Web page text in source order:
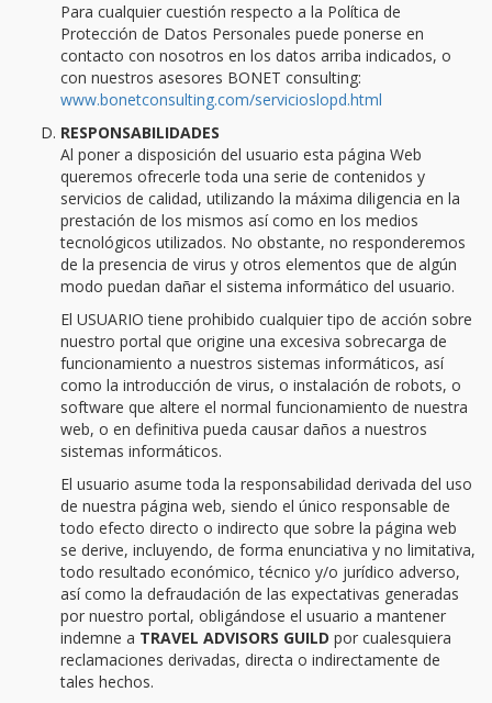
Para cualquier cuestión respecto a la Política de
Protección de Datos Personales puede ponerse en
contacto con nosotros en los datos arriba indicados, o
con nuestros asesores BONET consulting:
www.bonetconsulting.com/servicioslopd.html
RESPONSABILIDADES
Al poner a disposición del usuario esta página Web
queremos ofrecerle toda una serie de contenidos y
servicios de calidad, utilizando la máxima diligencia en la
prestación de los mismos así como en los medios
tecnológicos utilizados. No obstante, no responderemos
de la presencia de virus y otros elementos que de algún
modo puedan dañar el sistema informático del usuario.
El USUARIO tiene prohibido cualquier tipo de acción sobre
nuestro portal que origine una excesiva sobrecarga de
funcionamiento a nuestros sistemas informáticos, así
como la introducción de virus, o instalación de robots, o
software que altere el normal funcionamiento de nuestra
web, o en definitiva pueda causar daños a nuestros
sistemas informáticos.
El usuario asume toda la responsabilidad derivada del uso
de nuestra página web, siendo el único responsable de
todo efecto directo o indirecto que sobre la página web
se derive, incluyendo, de forma enunciativa y no limitativa,
todo resultado económico, técnico y/o jurídico adverso,
así como la defraudación de las expectativas generadas
por nuestro portal, obligándose el usuario a mantener
indemne a TRAVEL ADVISORS GUILD por cualesquiera
reclamaciones derivadas, directa o indirectamente de
tales hechos.